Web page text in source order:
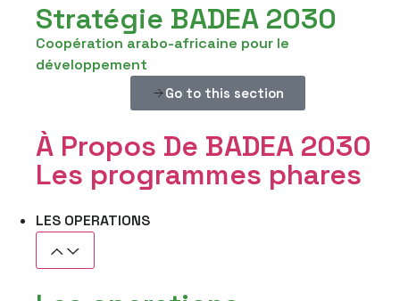
Stratégie BADEA 2030
Coopération arabo-africaine pour le
développement
Go to this section
À Propos De BADEA 2030
Les programmes phares
LES OPERATIONS